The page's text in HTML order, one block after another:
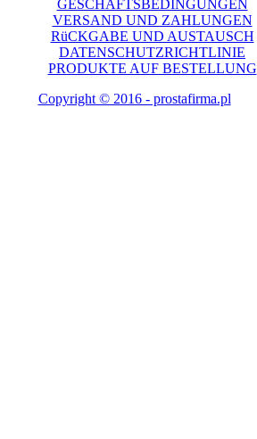
GESCHÄFTSBEDINGUNGEN
VERSAND UND ZAHLUNGEN
RüCKGABE UND AUSTAUSCH
DATENSCHUTZRICHTLINIE
PRODUKTE AUF BESTELLUNG
Copyright © 2016 - prostafirma.pl